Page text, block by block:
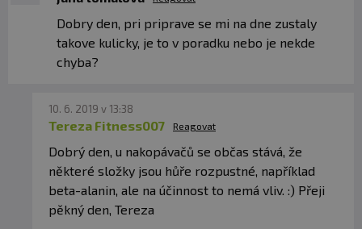
Dobry den, pri priprave se mi na dne zustaly
takove kulicky, je to v poradku nebo je nekde
chyba?
10. 6. 2019 v 13:38
Tereza Fitness007 Reagovat
Dobrý den, u nakopávačů se občas stává, že
některé složky jsou hůře rozpustné, například
beta-alanin, ale na účinnost to nemá vliv. :) Přeji
pěkný den, Tereza